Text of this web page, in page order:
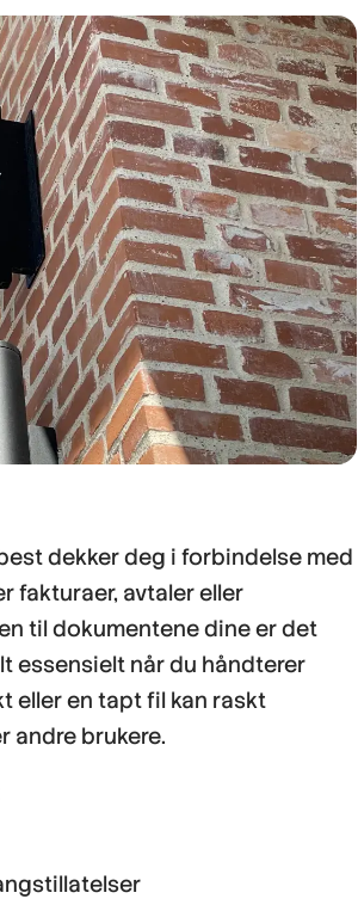
dekker deg i forbindelse med
fakturaer, avtaler eller
til dokumentene dine er det
essensielt når du håndterer
eller en tapt fil kan raskt
andre brukere.